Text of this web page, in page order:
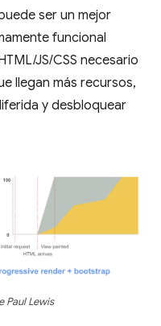
ser un mejor
funcional
JS/CSS necesario
llegan más recursos,
y desbloquear
Paul Lewis